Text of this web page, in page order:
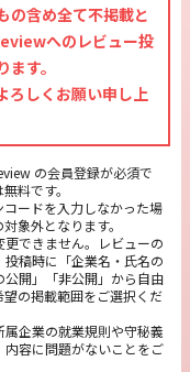
の含め全て不掲載と
へのレビュー投
す。
ろしくお願い申し上
の会員登録が必須で
料です。
ードを入力しなかった場
象外となります。
できません。レビューの
稿時に「企業名・氏名の
開」「非公開」から自由
の掲載範囲をご選択くだ
属企業の就業規則や守秘義
容に問題がないことをご